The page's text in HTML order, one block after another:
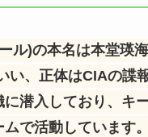
ル)の本名は本堂瑛
い、正体はCIAの諜
に潜入しており、キ
で活動しています。